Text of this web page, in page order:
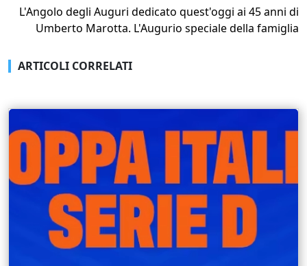
L'Angolo degli Auguri dedicato quest'oggi ai 45 anni di
Umberto Marotta. L'Augurio speciale della famiglia
ARTICOLI CORRELATI